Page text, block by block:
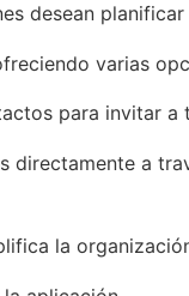
desean
varias
para invitar a
directamente a
la